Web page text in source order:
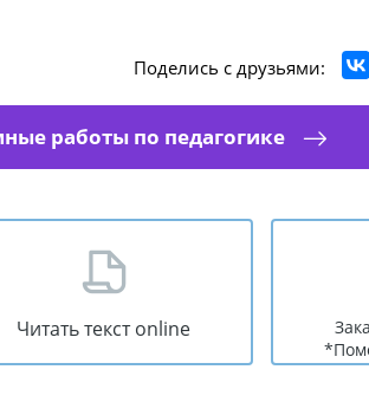
Поделись с друзьями:
работы по педагогике
Читать текст online